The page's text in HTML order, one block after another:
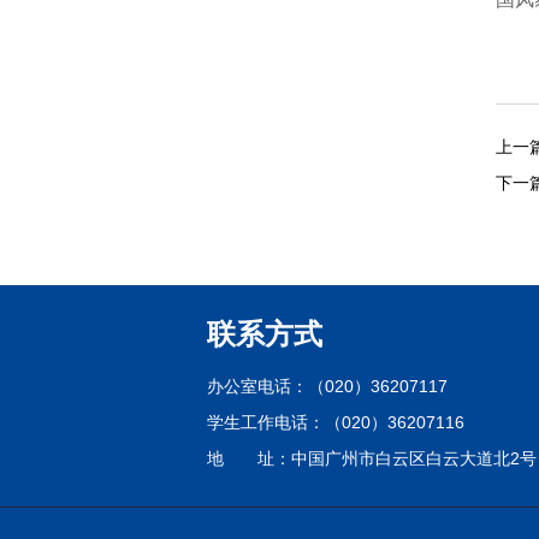
上一
下一
联系方式
办公室电话：（020）36207117
学生工作电话：（020）36207116
地 址：中国广州市白云区白云大道北2号